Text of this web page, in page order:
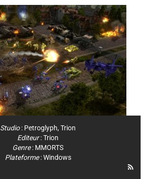
Studio: Petroglyph, Trion
Editeur:Trion
Genre: MMORTS
Plateforme:Windows